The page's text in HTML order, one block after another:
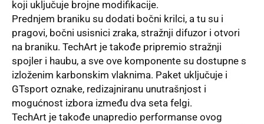
koji uključuje brojne modifikacije.
Prednjem braniku su dodati bočni krilci, a tu su i
pragovi, bočni usisnici zraka, stražnji difuzor i otvori
na braniku. TechArt je takođe pripremio stražnji
spojler i haubu, a sve ove komponente su dostupne s
izloženim karbonskim vlaknima. Paket uključuje i
GTsport oznake, redizajniranu unutrašnjost i
mogućnost izbora između dva seta felgi.
TechArt je takođe unapredio performanse ovog